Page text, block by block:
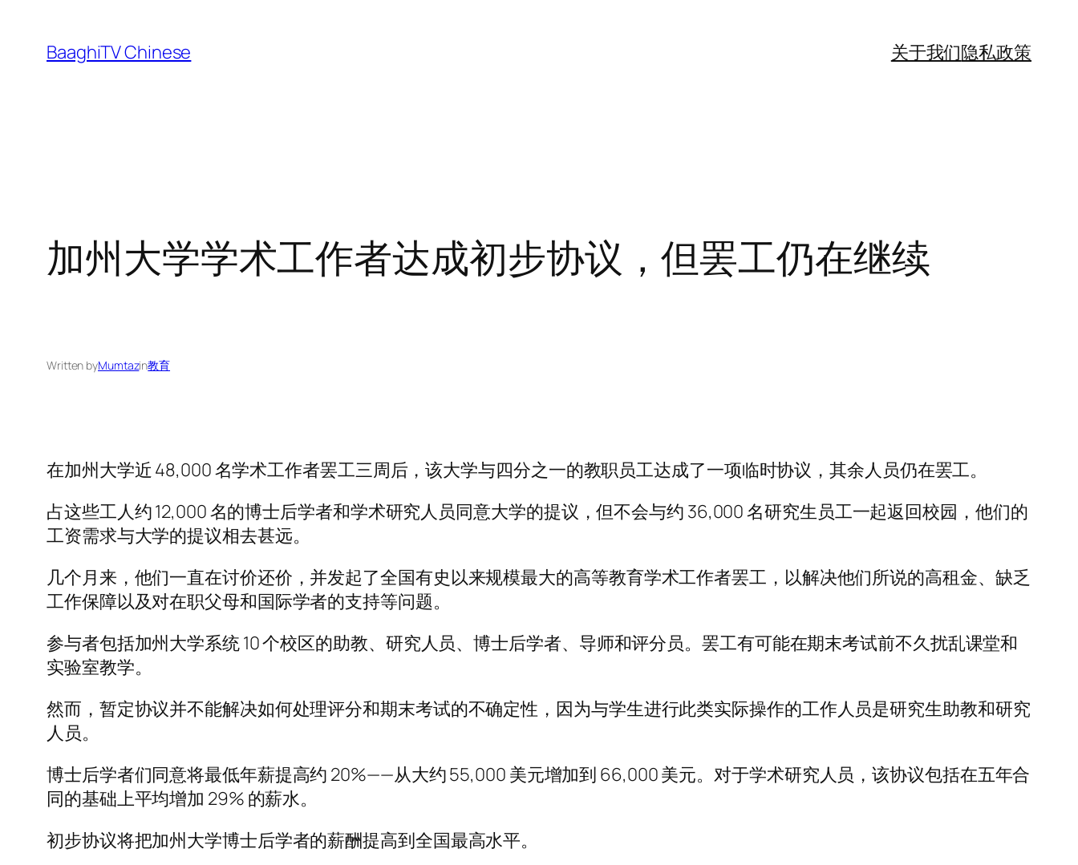
content
BaaghiTV Chinese 关于我们隐私政策
加州大学学术工作者达成初步协议，但罢工仍在继续
Written byMumtazin教育
在加州大学近 48,000 名学术工作者罢工三周后，该大学与四分之一的教职员工达成了一项临时协议，其余人员仍在罢工。
占这些工人约 12,000 名的博士后学者和学术研究人员同意大学的提议，但不会与约 36,000 名研究生员工一起返回校园，他们的
工资需求与大学的提议相去甚远。
几个月来，他们一直在讨价还价，并发起了全国有史以来规模最大的高等教育学术工作者罢工，以解决他们所说的高租金、缺乏
工作保障以及对在职父母和国际学者的支持等问题。
参与者包括加州大学系统 10 个校区的助教、研究人员、博士后学者、导师和评分员。罢工有可能在期末考试前不久扰乱课堂和
实验室教学。
然而，暂定协议并不能解决如何处理评分和期末考试的不确定性，因为与学生进行此类实际操作的工作人员是研究生助教和研究
人员。
博士后学者们同意将最低年薪提高约 20%——从大约 55,000 美元增加到 66,000 美元。对于学术研究人员，该协议包括在五年合
同的基础上平均增加 29% 的薪水。
初步协议将把加州大学博士后学者的薪酬提高到全国最高水平。